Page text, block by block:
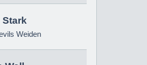
Stark
Weiden